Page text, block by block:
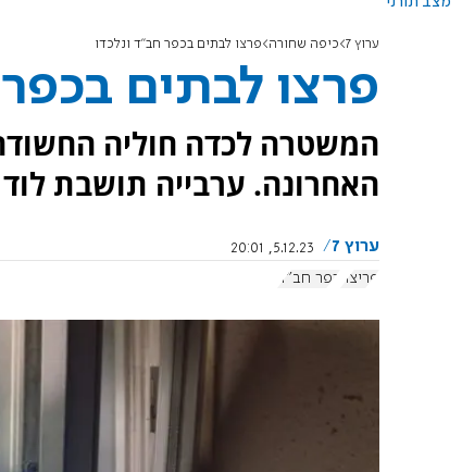
ערוץ 7 כיפה שחורה פרצו לבתים בכפר חב"ד ונלכדו
פרצו לבתים
המשטרה לכדה חוליה
האחרונה. ערבייה תושבת
ערוץ 7
5.12.23, 20:01
פריצה
כפר חב"ד